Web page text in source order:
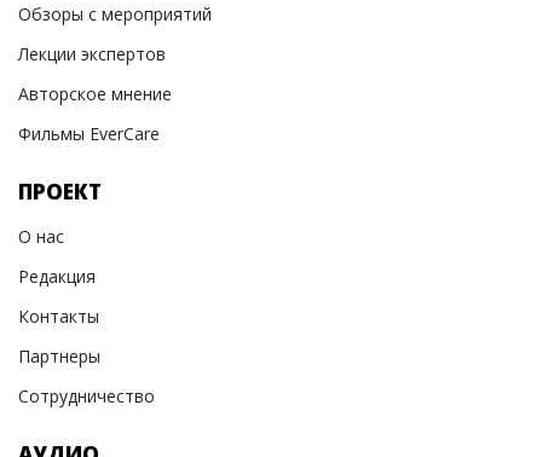
Обзоры с мероприятий
Лекции экспертов
Авторское мнение
Фильмы EverCare
ПРОЕКТ
О нас
Редакция
Контакты
Партнеры
Сотрудничество